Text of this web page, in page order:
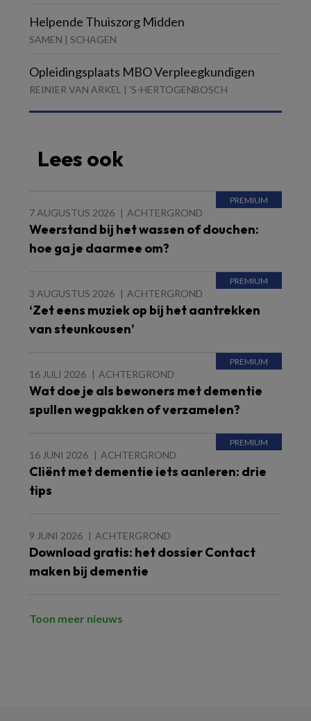
Helpende Thuiszorg Midden
SAMEN | SCHAGEN
Opleidingsplaats MBO Verpleegkundigen
REINIER VAN ARKEL | 'S-HERTOGENBOSCH
Lees ook
7 AUGUSTUS 2026 ACHTERGROND
Weerstand bij het wassen of douchen:
hoe ga je daarmee om?
3 AUGUSTUS 2026 ACHTERGROND
‘Zet eens muziek op bij het aantrekken
van steunkousen’
16 JULI 2026 ACHTERGROND
Wat doe je als bewoners met dementie
spullen wegpakken of verzamelen?
16 JUNI 2026 ACHTERGROND
Cliënt met dementie iets aanleren: drie
tips
9 JUNI 2026 ACHTERGROND
Download gratis: het dossier Contact
maken bij dementie
Toon meer nieuws